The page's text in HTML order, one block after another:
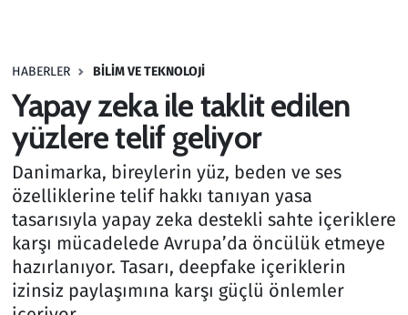
HABERLER BILIM VE TEKNOLOJI
Yapay zeka ile taklit edilen
yüzlere telif geliyor
Danimarka, bireylerin yüz, beden ve ses
özelliklerine telif hakkı tanıyan yasa
tasarısıyla yapay zeka destekli sahte içeriklere
karşı mücadelede Avrupa’da öncülük etmeye
hazırlanıyor. Tasarı, deepfake içeriklerin
izinsiz paylaşımına karşı güçlü önlemler
Haber
Kültür Sanat
Kurumsal Haberler
Lezzet Durağı
Memur ve Kamu
Otomobil